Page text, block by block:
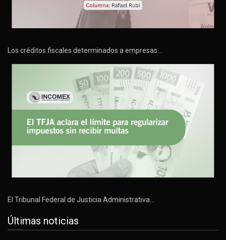
Los créditos fiscales determinados a empresas…
El Tribunal Federal de Justicia Administrativa…
Últimas noticias